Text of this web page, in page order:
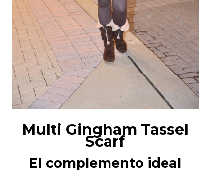
Multi Gingham Tassel
Scarf
El complemento ideal